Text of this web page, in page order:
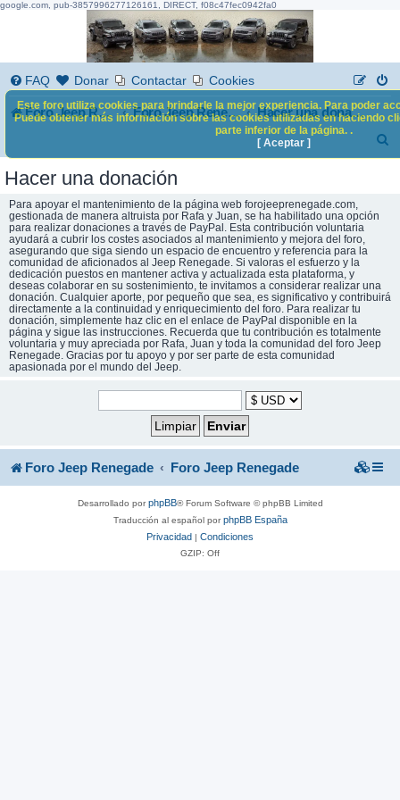
google.com, pub-3857996277126161, DIRECT, f08c47fec0942fa0
FAQ Donar Contactar Cookies
Foro Jeep Renegade Foro Jeep Renegade
Hacer una donación
Hacer una donación
Para apoyar el mantenimiento de la página web forojeeprenegade.com,
gestionada de manera altruista por Rafa y Juan, se ha habilitado una opción
para realizar donaciones a través de PayPal. Esta contribución voluntaria
ayudará a cubrir los costes asociados al mantenimiento y mejora del foro,
asegurando que siga siendo un espacio de encuentro y referencia para la
comunidad de aficionados al Jeep Renegade. Si valoras el esfuerzo y la
dedicación puestos en mantener activa y actualizada esta plataforma, y
deseas colaborar en su sostenimiento, te invitamos a considerar realizar una
donación. Cualquier aporte, por pequeño que sea, es significativo y contribuirá
directamente a la continuidad y enriquecimiento del foro. Para realizar tu
donación, simplemente haz clic en el enlace de PayPal disponible en la
página y sigue las instrucciones. Recuerda que tu contribución es totalmente
voluntaria y muy apreciada por Rafa, Juan y toda la comunidad del foro Jeep
Renegade. Gracias por tu apoyo y por ser parte de esta comunidad
apasionada por el mundo del Jeep.
Este foro utiliza cookies para brindarle la mejor experiencia. Para poder
Puede obtener más información sobre las cookies utilizadas en haciendo
parte inferior de la página. .
[ Aceptar ]
Foro Jeep Renegade Foro Jeep Renegade
Desarrollado porphpBB® Forum Software © phpBB Limited
Traducción al español porphpBB España
Privacidad | Condiciones
GZIP: Off